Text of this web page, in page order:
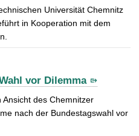
Universität Chemnitz
in Kooperation mit dem
vor Dilemma
des Chemnitzer
nach der Bundestagswahl vor